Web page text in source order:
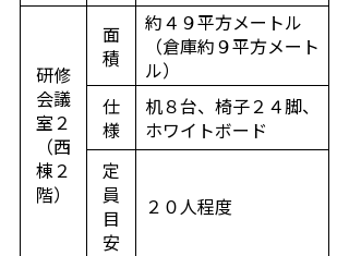
研修
会議
室２
（西
棟２
階）
面
積
約４９平方メートル
（倉庫約９平方メート
ル）
仕
様
机８台、椅子２４脚、
ホワイトボード
定
員
目
安
２０人程度